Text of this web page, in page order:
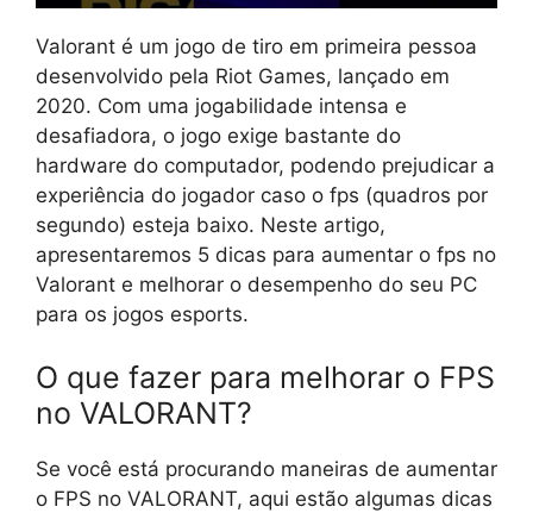
Valorant é um jogo de tiro em primeira pessoa
desenvolvido pela Riot Games, lançado em
2020. Com uma jogabilidade intensa e
desafiadora, o jogo exige bastante do
hardware do computador, podendo prejudicar a
experiência do jogador caso o fps (quadros por
segundo) esteja baixo. Neste artigo,
apresentaremos 5 dicas para aumentar o fps no
Valorant e melhorar o desempenho do seu PC
para os jogos esports.
O que fazer para melhorar o FPS
no VALORANT?
Se você está procurando maneiras de aumentar
o FPS no VALORANT, aqui estão algumas dicas